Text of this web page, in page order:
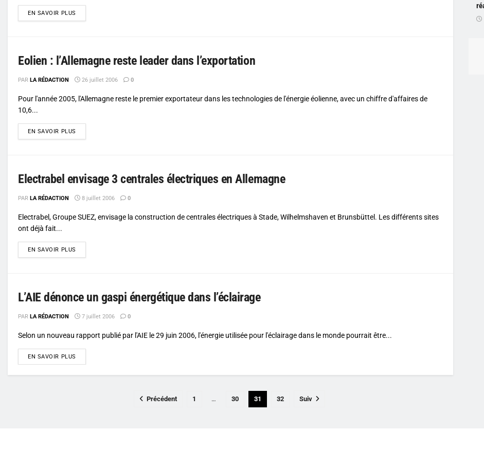
EN SAVOIR PLUS
Eolien : l’Allemagne reste leader dans l’exportation
PAR LA RÉDACTION 26 juillet 2006 0
Pour l'année 2005, l'Allemagne reste le premier exportateur dans les technologies de l'énergie éolienne, avec un chiffre d'affaires de
10,6...
EN SAVOIR PLUS
Electrabel envisage 3 centrales électriques en Allemagne
PAR LA RÉDACTION 8 juillet 2006 0
Electrabel, Groupe SUEZ, envisage la construction de centrales électriques à Stade, Wilhelmshaven et Brunsbüttel. Les différents sites
ont déjà fait...
EN SAVOIR PLUS
L’AIE dénonce un gaspi énergétique dans l’éclairage
PAR LA RÉDACTION 7 juillet 2006 0
Selon un nouveau rapport publié par l'AIE le 29 juin 2006, l'énergie utilisée pour l'éclairage dans le monde pourrait être...
EN SAVOIR PLUS
Précédent 1 … 30 31 32 Suiv